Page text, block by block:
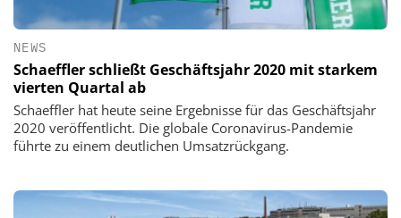
NEWS
Schaeffler schließt Geschäftsjahr 2020 mit starkem
vierten Quartal ab
Schaeffler hat heute seine Ergebnisse für das Geschäftsjahr
2020 veröffentlicht. Die globale Coronavirus-Pandemie
führte zu einem deutlichen Umsatzrückgang.